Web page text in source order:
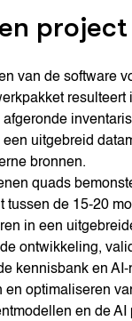
project
van de software
resulteert
uitgebreid
bronnen.
quads
tussen de 15-20
in een
ontwikkeling,
kennisbank en AI-
en optimaliseren
en de AI